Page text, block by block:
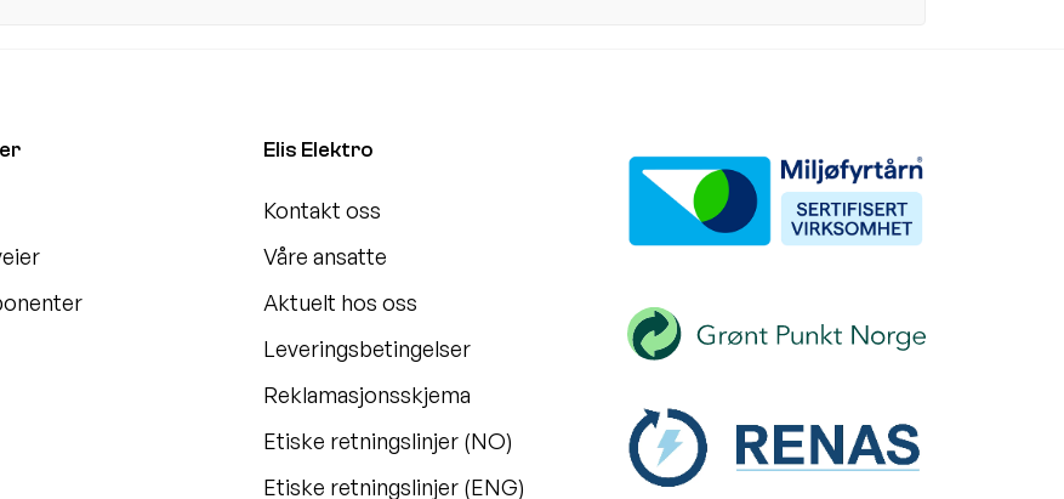
Elis Elektro
Kontakt oss
Våre ansatte
Aktuelt hos oss
Leveringsbetingelser
Reklamasjonsskjema
Etiske retningslinjer (NO)
Etiske retningslinjer (ENG)